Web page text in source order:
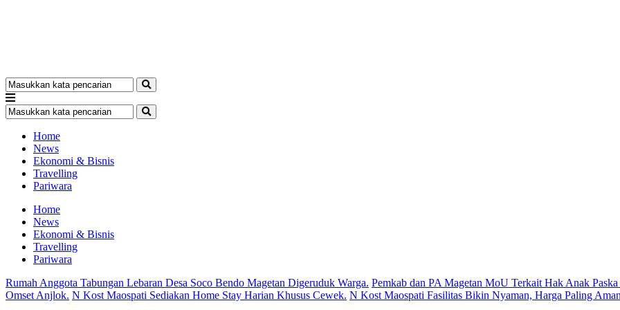
Home
News
Ekonomi & Bisnis
Travelling
Pariwara
Home
News
Ekonomi & Bisnis
Travelling
Pariwara
Rumah Anggota Tabungan Lebaran Desa Soco Bendo Magetan Digeruduk Warga. Pemkab dan PA Magetan MoU Terkait Hak Anak Paska
Omset Anjlok. N Kost Maospati Sediakan Home Stay Harian Khusus Cewek. N Kost Maospati Fasilitas Bikin Nyaman, Harga Paling